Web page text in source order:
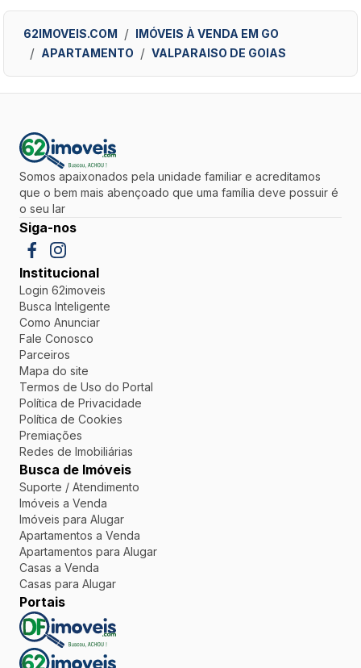
62IMOVEIS.COM
IMÓVEIS À VENDA EM GO
APARTAMENTO
VALPARAISO DE GOIAS
Somos apaixonados pela unidade familiar e acreditamos
que o bem mais abençoado que uma família deve possuir é
o seu lar
Siga-nos
Institucional
Login 62imoveis
Busca Inteligente
Como Anunciar
Fale Conosco
Parceiros
Mapa do site
Termos de Uso do Portal
Política de Privacidade
Política de Cookies
Premiações
Redes de Imobiliárias
Busca de Imóveis
Suporte / Atendimento
Imóveis a Venda
Imóveis para Alugar
Apartamentos a Venda
Apartamentos para Alugar
Casas a Venda
Casas para Alugar
Portais